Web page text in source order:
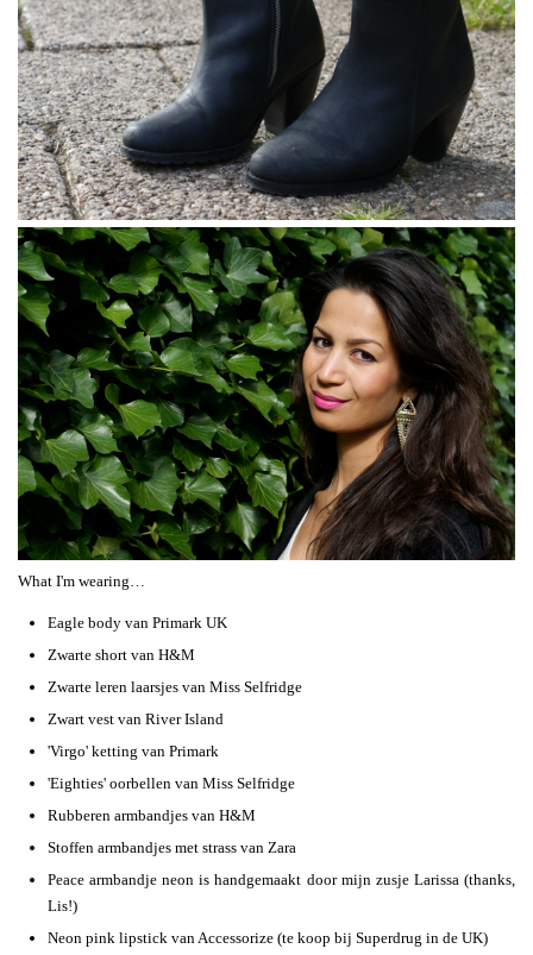
What I'm wearing…
Eagle body van Primark UK
Zwarte short van H&M
Zwarte leren laarsjes van Miss Selfridge
Zwart vest van River Island
'Virgo' ketting van Primark
'Eighties' oorbellen van Miss Selfridge
Rubberen armbandjes van H&M
Stoffen armbandjes met strass van Zara
Peace armbandje neon is handgemaakt door mijn zusje Larissa (thanks,
Lis!)
Neon pink lipstick van Accessorize (te koop bij Superdrug in de UK)